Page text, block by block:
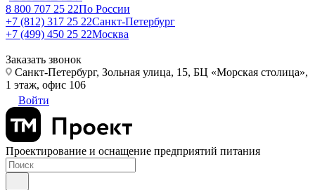
8 800 707 25 22По России
+7 (812) 317 25 22Санкт-Петербург
+7 (499) 450 25 22Москва
Заказать звонок
Санкт-Петербург, Зольная улица, 15, БЦ «Морская столица»,
1 этаж, офис 106
Войти
Проектирование и оснащение предприятий питания